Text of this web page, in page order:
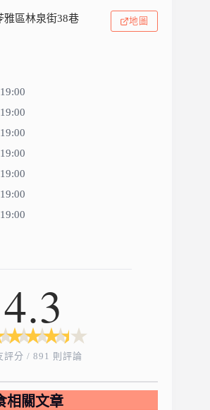
雅區林泉街38巷
地圖
4.3
★
★ ★
★ ★
★ ★
★
評分 / 891 則評論
相關文章